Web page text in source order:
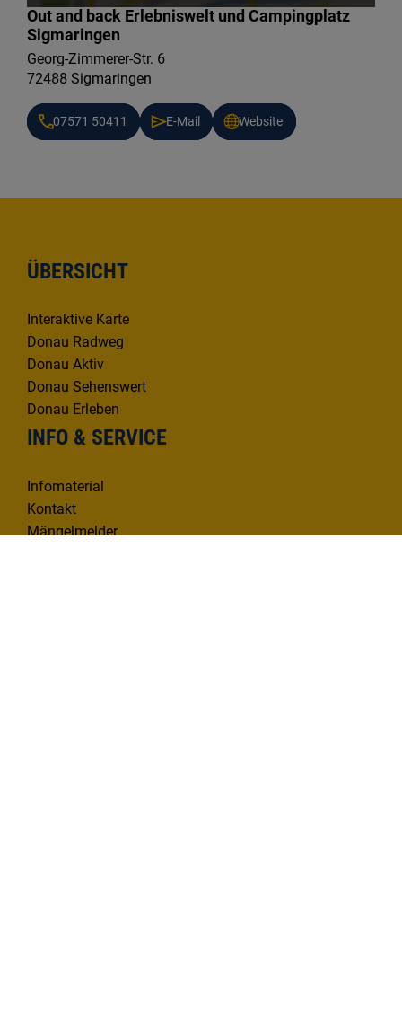
Out and back Erlebniswelt und Campingplatz
Sigmaringen
Georg-Zimmerer-Str. 6
72488 Sigmaringen
07571 50411 E-Mail Website
ÜBERSICHT
Interaktive Karte
Donau Radweg
Donau Aktiv
Donau Sehenswert
Donau Erleben
INFO & SERVICE
Infomaterial
Kontakt
Mängelmelder